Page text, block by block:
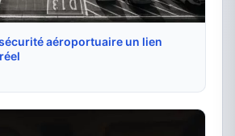
aéroportuaire un lien